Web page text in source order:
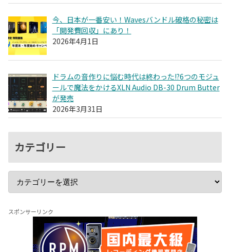
今、日本が一番安い！Wavesバンドル破格の秘密は
「開発費回収」にあり！
2026年4月1日
ドラムの音作りに悩む時代は終わった!?6つのモジュ
ールで魔法をかけるXLN Audio DB-30 Drum Butter
が発売
2026年3月31日
カテゴリー
スポンサーリンク